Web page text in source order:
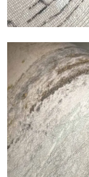
Craft
Acabado
esencial que
elegante a la